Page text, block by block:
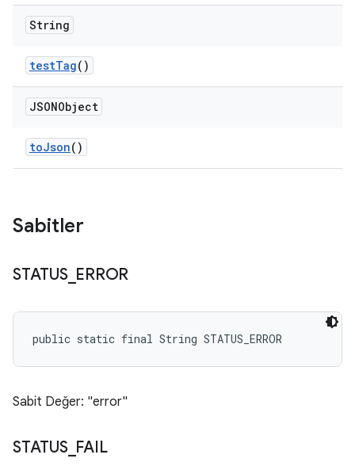
String
testTag()
JSONObject
toJson()
Sabitler
STATUS_ ERROR
public static final String STATUS_ERROR
Sabit Değer: "error"
STATUS_ FAIL